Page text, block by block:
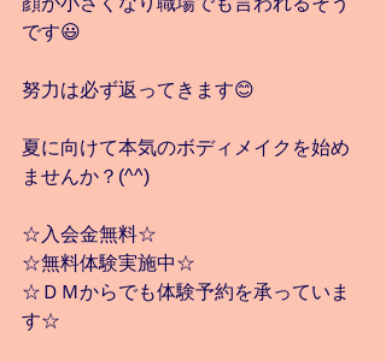
です😃
努力は必ず返ってきます😊
夏に向けて本気のボディメイクを始め
ませんか？(^^)
☆入会金無料☆
☆無料体験実施中☆
☆ＤＭからでも体験予約を承っていま
す☆